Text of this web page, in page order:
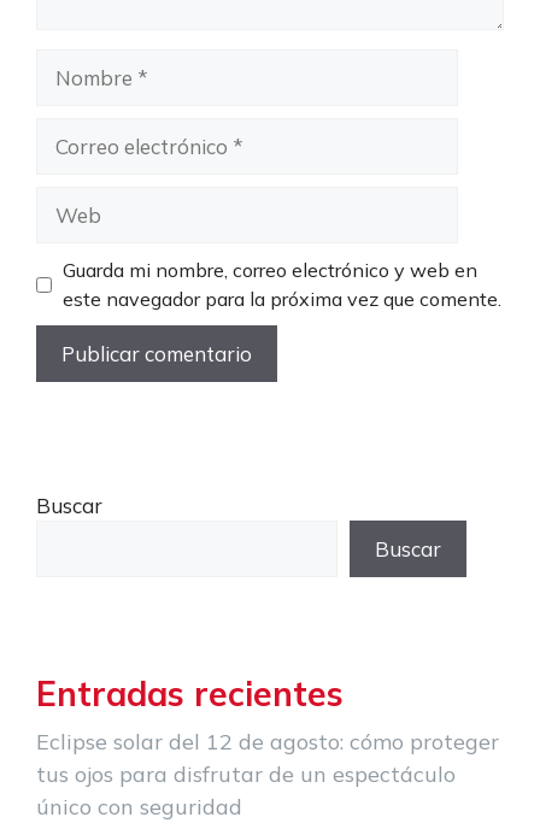
Nombre
electrónico
Guarda mi nombre, correo electrónico y web en
este navegador para la próxima vez que comente.
Buscar
Buscar
Entradas recientes
Eclipse solar del 12 de agosto: cómo proteger
tus ojos para disfrutar de un espectáculo
único con seguridad